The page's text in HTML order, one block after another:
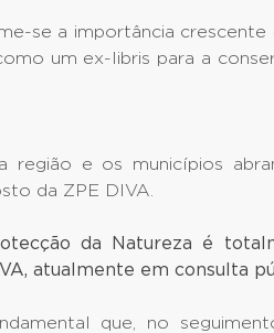
se a importância crescente
um ex-libris para a
região e os municípios
da ZPE DIVA.
da Natureza é
atualmente em consulta
que, no